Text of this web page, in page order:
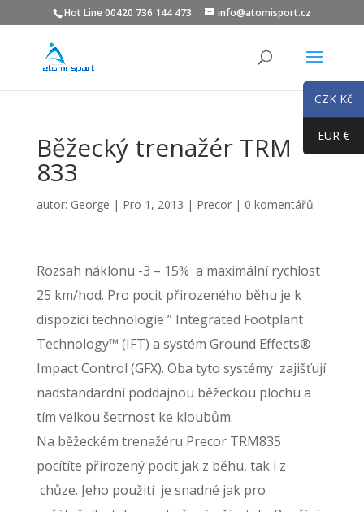
Hot Line 00420 736 144 473 info@atomisport.cz
Běžecký trenažér TRM
833
autor: George | Pro 1, 2013 | Precor| 0 komentářů
Rozsah náklonu -3 – 15% a maximální rychlost
25 km/hod. Pro pocit přirozeného běhu je k
dispozici technologie ” Integrated Footplant
Technology™ (IFT) a systém Ground Effects®
Impact Control (GFX). Oba tyto systémy zajišťují
nadstandardní poddajnou běžeckou plochu a
tím velkou šetrnost ke kloubům.
Na běžeckém trenažéru Precor TRM835
pocítíte přirozený pocit jak z běhu, tak i z
chůze. Jeho použití je snadné jak pro
CZK Kč
EUR €